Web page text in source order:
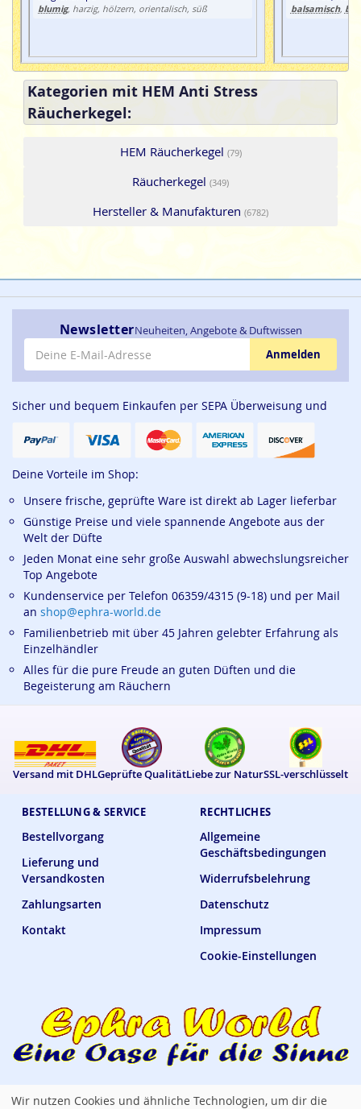
blumig, harzig, hölzern, orientalisch, süß balsamisch,
Kategorien mit HEM Anti Stress
Räucherkegel:
HEM Räucherkegel (79)
Räucherkegel (349)
Hersteller & Manufakturen (6782)
BESTELLUNG & SERVICE
Bestellvorgang
Lieferung und
Versandkosten
Zahlungsarten
Kontakt
RECHTLICHES
Allgemeine
Geschäftsbedingungen
Widerrufsbelehrung
Datenschutz
Impressum
Cookie-Einstellungen
NewsletterNeuheiten, Angebote & Duftwissen
E-Mail-Adresse
Anmelden
Sicher und bequem Einkaufen per SEPA Überweisung und
Deine Vorteile im Shop:
Unsere frische, geprüfte Ware ist direkt ab Lager lieferbar
Günstige Preise und viele spannende Angebote aus der
Welt der Düfte
Jeden Monat eine sehr große Auswahl abwechslungsreicher
Top Angebote
Kundenservice per Telefon 06359/4315 (9-18) und per Mail
an shop@ephra-world.de
Familienbetrieb mit über 45 Jahren gelebter Erfahrung als
Einzelhändler
Alles für die pure Freude an guten Düften und die
Begeisterung am Räuchern
Versand mit DHLGeprüfte QualitätLiebe zur NaturSSL-verschlüsselt
Wir nutzen Cookies und ähnliche Technologien, um dir die